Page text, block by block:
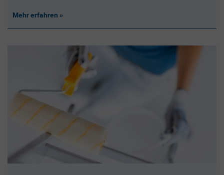
Mehr erfahren